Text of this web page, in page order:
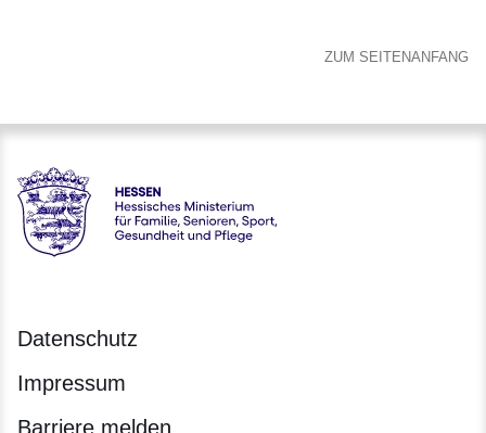
ZUM SEITENANFANG
Hessen - Hessisches Ministerium für Familie, Senioren,
Datenschutz
Impressum
Barriere melden